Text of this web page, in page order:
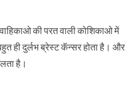
की परत वाली कोशिकाओ में
ही दुर्लभ ब्रेस्ट कॅन्सर होता है। और
है।